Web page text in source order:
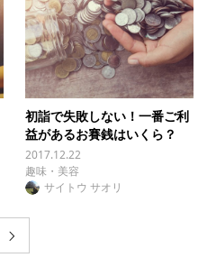
初詣で失敗しない！一番ご利
益があるお賽銭はいくら？
2017.12.22
趣味・美容
サイトウ サオリ
